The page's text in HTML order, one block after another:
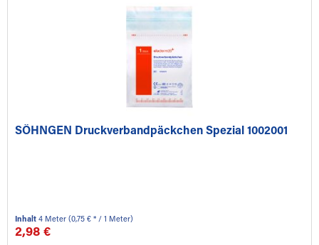
SÖHNGEN Druckverbandpäckchen Spezial 1002001
Inhalt4 Meter(0,75 € * / 1 Meter)
2,98 €